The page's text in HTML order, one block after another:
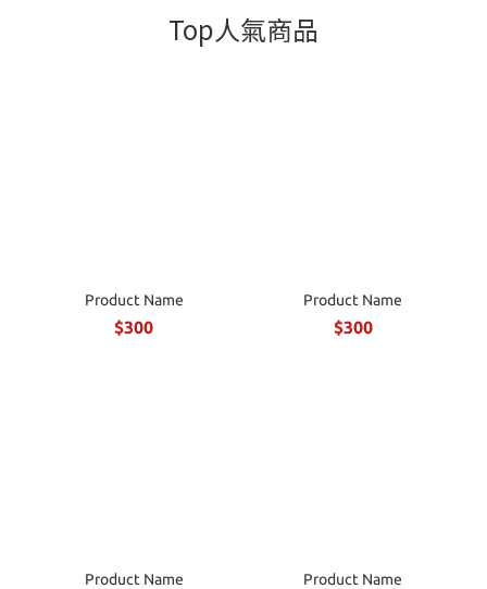
Top人氣商品
Product Name
$300
Product Name
$300
Product Name Product Name